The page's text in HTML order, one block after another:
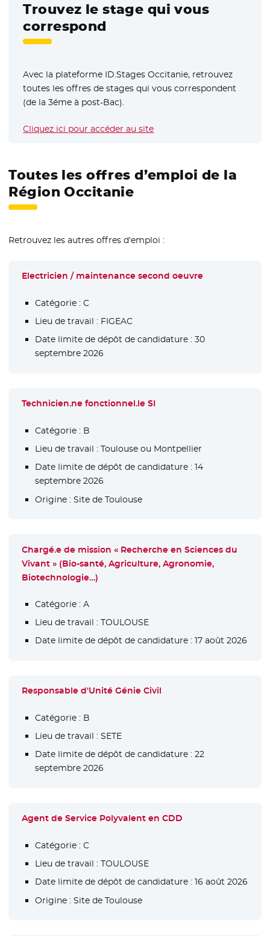
Trouvez le stage qui vous
correspond
Avec la plateforme ID.Stages Occitanie, retrouvez
toutes les offres de stages qui vous correspondent
(de la 3éme à post-Bac).
Cliquez ici pour accéder au site
Toutes les offres d’emploi de la
Région Occitanie
Retrouvez les autres offres d'emploi :
Electricien / maintenance second oeuvre
Catégorie : C
Lieu de travail : FIGEAC
Date limite de dépôt de candidature : 30
septembre 2026
Technicien.ne fonctionnel.le SI
Catégorie : B
Lieu de travail : Toulouse ou Montpellier
Date limite de dépôt de candidature : 14
septembre 2026
Origine : Site de Toulouse
Chargé.e de mission « Recherche en Sciences du
Vivant » (Bio-santé, Agriculture, Agronomie,
Biotechnologie…)
Catégorie : A
Lieu de travail : TOULOUSE
Date limite de dépôt de candidature : 17 août 2026
Responsable d'Unité Génie Civil
Catégorie : B
Lieu de travail : SETE
Date limite de dépôt de candidature : 22
septembre 2026
Agent de Service Polyvalent en CDD
Catégorie : C
Lieu de travail : TOULOUSE
Date limite de dépôt de candidature : 16 août 2026
Origine : Site de Toulouse